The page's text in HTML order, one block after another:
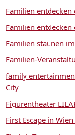
Familien entdecken
Familien
Familien staunen
Familien-
family
City
Figurentheater
First Escape in Wien